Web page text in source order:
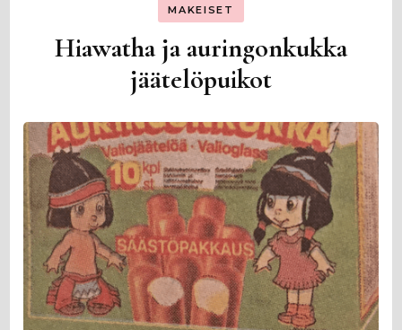
MAKEISET
Hiawatha ja auringonkukka
jäätelöpuikot